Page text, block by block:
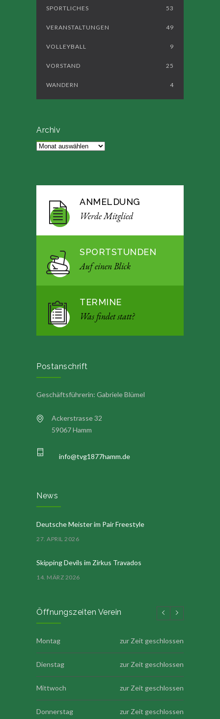
SPORTLICHES 53
VERANSTALTUNGEN 49
VOLLEYBALL 9
VORSTAND 25
WANDERN 4
Archiv
Archiv
ANMELDUNG
Werde Mitglied
SPORTSTUNDEN
Auf einen Blick
TERMINE
Was findet statt?
Postanschrift
Geschäftsführerin: Gabriele Blümel
Ackerstrasse 32
59067 Hamm
info@tvg1877hamm.de
News
Deutsche Meister im Pair Freestyle
27. APRIL 2026
Skipping Devils im Zirkus Travados
14. MÄRZ 2026
Öffnungszeiten Verein
Montag zur Zeit geschlossen
Dienstag zur Zeit geschlossen
Mittwoch zur Zeit geschlossen
Donnerstag zur Zeit geschlossen